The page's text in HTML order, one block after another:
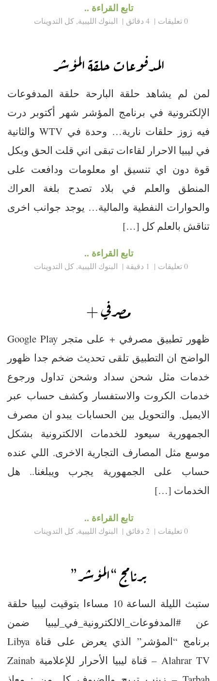
تابع القراءة ..
0 تعليقات 4 دقائق البنوك الليبية, كل التدوينات
المدفوعات حلقة المؤشر
لمن لم يشاهد حلقة البارحة حلقة المدفوعات
الإلكترونية في برنامج المؤشر شهر أكتوبر درت
فيه زوز حلقات نارية… وحدة في WTV والثانية
في ليبيا الاحرار لقاءات تبقى اني قلت الحق وبكل
قوة دون اي تنسيق او معلومات ودافعت على
المنطق والعلم في بلاد تصدح بلغة العراك
والحوارات النفطية والمالية… يوجد جوانب اخرى
تناقش بالعلم كل […]
تابع القراءة ..
0 تعليقات 1 دقيقة البنوك الليبية, كل التدوينات
مصرفي +
ظهور تطبيق مصرفي + على متجر Google Play
الواضح ان التطبيق تلقى تحديث ضخم جدا ظهور
خدمات مثل شحن سداد وشحن تداول ورجوع
خدمات الكروت والاستفسار وكشف حساب عبر
الايميل. والتحويل بين الحسابات يبدو ان مصرف
الجمهورية سيعود للخدمات الالكترونية بشكل
موسع مثل المصارف التجارية الاخرى. اللي عنده
حساب على الجمهورية يجرب ويبلغنا.. هل
الخدمات […]
تابع القراءة ..
0 تعليقات 2 دقائق البنوك الليبية, كل التدوينات
برنامج “المؤشر”
ستبث الليلة الساعة 10 مساءا بتوقيت ليبيا حلقة
عن #المدفوعات_الالكترونية_في_ليبيا ضمن
برنامج “المؤشر” الذي يعرض على قناة Libya
Alahrar TV – قناة ليبيا الأحرار للإعلامية Zainab